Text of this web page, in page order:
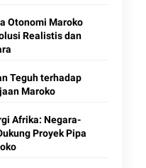
Otonomi Maroko
Realistis dan
Teguh terhadap
Maroko
Afrika: Negara-
Proyek Pipa